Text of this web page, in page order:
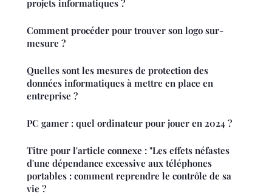
projets informatiques ?
Comment procéder pour trouver son logo sur-
mesure ?
Quelles sont les mesures de protection des
données informatiques à mettre en place en
entreprise ?
PC gamer : quel ordinateur pour jouer en 2024 ?
Titre pour l'article connexe : "Les effets néfastes
d'une dépendance excessive aux téléphones
portables : comment reprendre le contrôle de sa
vie ?